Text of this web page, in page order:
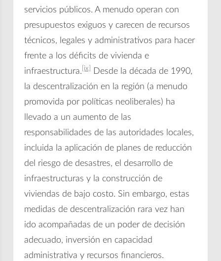
servicios públicos. A menudo operan con
presupuestos exiguos y carecen de recursos
técnicos, legales y administrativos para hacer
frente a los déficits de vivienda e
infraestructura. [ix] Desde la década de 1990,
la descentralización en la región (a menudo
promovida por políticas neoliberales) ha
llevado a un aumento de las
responsabilidades de las autoridades locales,
incluida la aplicación de planes de reducción
del riesgo de desastres, el desarrollo de
infraestructuras y la construcción de
viviendas de bajo costo. Sin embargo, estas
medidas de descentralización rara vez han
ido acompañadas de un poder de decisión
adecuado, inversión en capacidad
administrativa y recursos financieros.